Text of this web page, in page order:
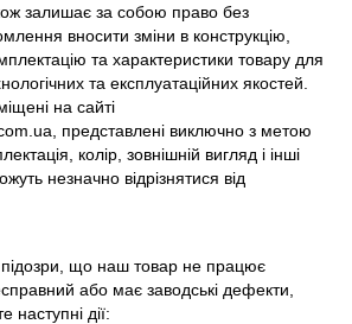
залишає за собою право без
вносити зміни в конструкцію,
та характеристики товару для
та експлуатаційних якостей.
на сайті
представлені виключно з метою
колір, зовнішній вигляд і інші
незначно відрізнятися від
що наш товар не працює
або має заводські дефекти,
наступні дії: